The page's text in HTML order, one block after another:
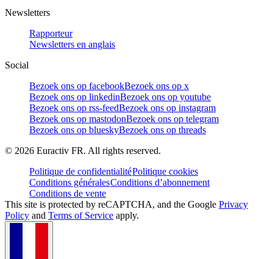
Newsletters
Rapporteur
Newsletters en anglais
Social
Bezoek ons op facebookBezoek ons op x
Bezoek ons op linkedinBezoek ons op youtube
Bezoek ons op rss-feedBezoek ons op instagram
Bezoek ons op mastodonBezoek ons op telegram
Bezoek ons op blueskyBezoek ons op threads
© 2026 Euractiv FR. All rights reserved.
Politique de confidentialitéPolitique cookies
Conditions généralesConditions d’abonnement
Conditions de vente
This site is protected by reCAPTCHA, and the Google Privacy
Policy and Terms of Service apply.